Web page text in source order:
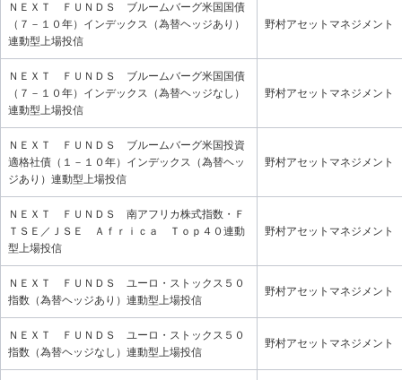
ＮＥＸＴ ＦＵＮＤＳ ブルームバーグ米国国債
（７－１０年）インデックス（為替ヘッジあり）
連動型上場投信
野村アセットマネジメント
ＮＥＸＴ ＦＵＮＤＳ ブルームバーグ米国国債
（７－１０年）インデックス（為替ヘッジなし）
連動型上場投信
野村アセットマネジメント
ＮＥＸＴ ＦＵＮＤＳ ブルームバーグ米国投資
適格社債（１－１０年）インデックス（為替ヘッ
ジあり）連動型上場投信
野村アセットマネジメント
ＮＥＸＴ ＦＵＮＤＳ 南アフリカ株式指数・Ｆ
ＴＳＥ／ＪＳＥ Ａｆｒｉｃａ Ｔｏｐ４０連動
型上場投信
野村アセットマネジメント
ＮＥＸＴ ＦＵＮＤＳ ユーロ・ストックス５０
指数（為替ヘッジあり）連動型上場投信
野村アセットマネジメント
ＮＥＸＴ ＦＵＮＤＳ ユーロ・ストックス５０
指数（為替ヘッジなし）連動型上場投信
野村アセットマネジメント